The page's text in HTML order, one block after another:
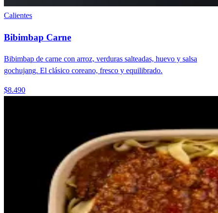
Calientes
Bibimbap Carne
Bibimbap de carne con arroz, verduras salteadas, huevo y salsa
gochujang. El clásico coreano, fresco y equilibrado.
$8.490